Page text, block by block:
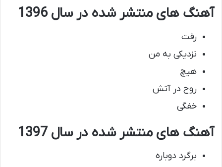
آهنگ های منتشر شده در سال 1396
رفت
نزدیکی به من
هیچ
روح در آتش
خفگی
آهنگ های منتشر شده در سال 1397
برگرد دوباره